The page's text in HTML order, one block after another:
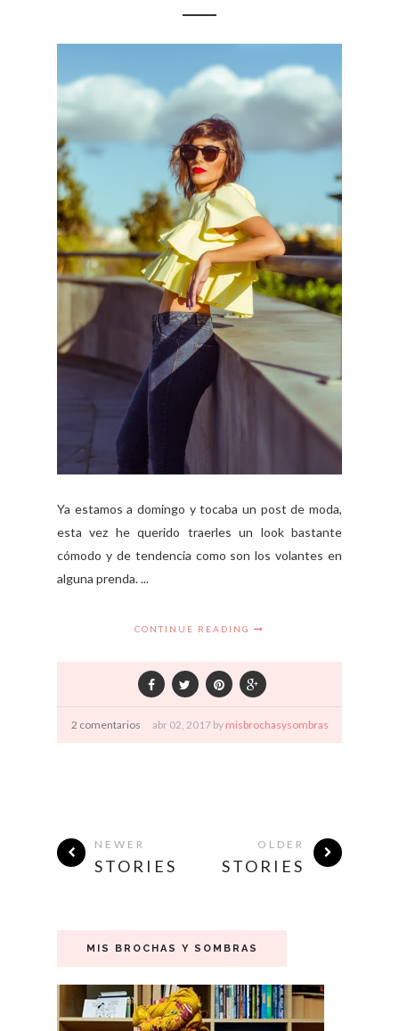
Ya estamos a domingo y tocaba un post de moda,
esta vez he querido traerles un look bastante
cómodo y de tendencia como son los volantes en
alguna prenda. ...
CONTINUE READING
2 comentarios abr 02, 2017 by misbrochasysombras
NEWER
STORIES
OLDER
STORIES
MIS BROCHAS Y SOMBRAS